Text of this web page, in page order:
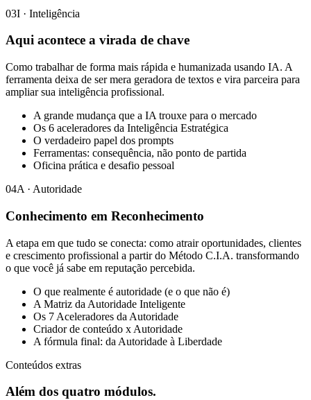
03I · Inteligência
Aqui acontece a virada de chave
Como trabalhar de forma mais rápida e humanizada usando IA. A
ferramenta deixa de ser mera geradora de textos e vira parceira para
ampliar sua inteligência profissional.
A grande mudança que a IA trouxe para o mercado
Os 6 aceleradores da Inteligência Estratégica
O verdadeiro papel dos prompts
Ferramentas: consequência, não ponto de partida
Oficina prática e desafio pessoal
04A · Autoridade
Conhecimento em Reconhecimento
A etapa em que tudo se conecta: como atrair oportunidades, clientes
e crescimento profissional a partir do Método C.I.A. transformando
o que você já sabe em reputação percebida.
O que realmente é autoridade (e o que não é)
A Matriz da Autoridade Inteligente
Os 7 Aceleradores da Autoridade
Criador de conteúdo x Autoridade
A fórmula final: da Autoridade à Liberdade
Conteúdos extras
Além dos quatro módulos.